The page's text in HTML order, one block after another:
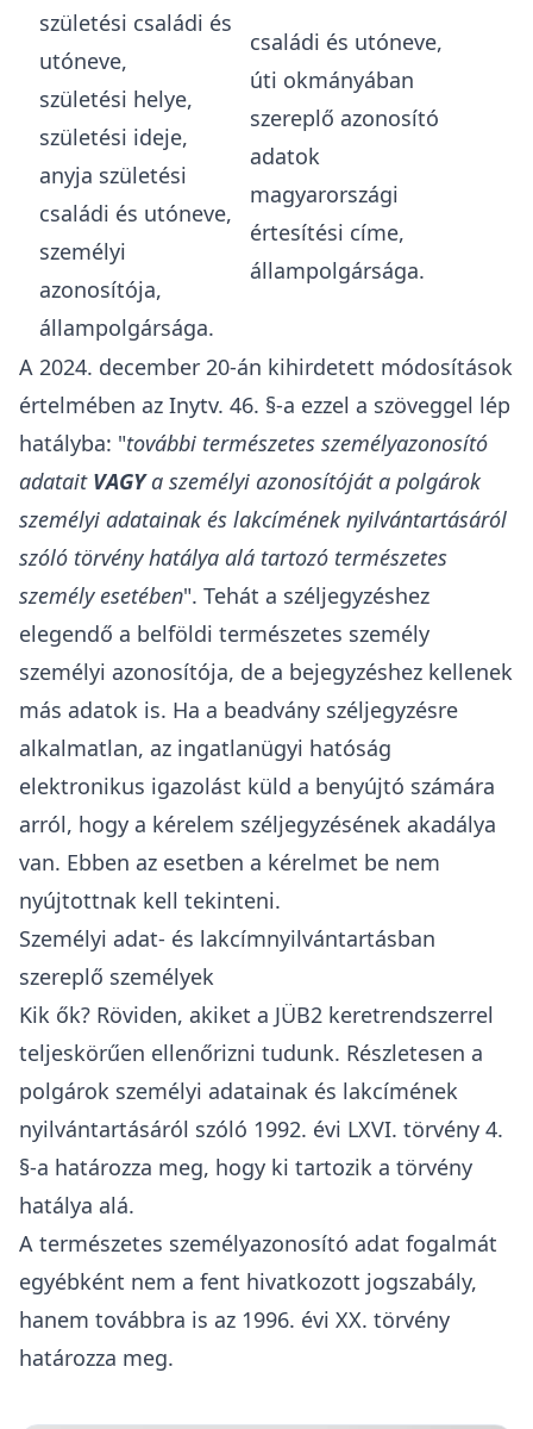
születési családi és
utóneve,
születési helye,
születési ideje,
anyja születési
családi és utóneve,
személyi
azonosítója,
állampolgársága.
családi és utóneve,
úti okmányában
szereplő azonosító
adatok
magyarországi
értesítési címe,
állampolgársága.
A 2024. december 20-án kihirdetett módosítások
értelmében az Inytv. 46. §-a ezzel a szöveggel lép
hatályba: "további természetes személyazonosító
adatait VAGYa személyi azonosítóját a polgárok
személyi adatainak és lakcímének nyilvántartásáról
szóló törvény hatálya alá tartozó természetes
személy esetében". Tehát a széljegyzéshez
elegendő a belföldi természetes személy
személyi azonosítója, de a bejegyzéshez kellenek
más adatok is. Ha a beadvány széljegyzésre
alkalmatlan, az ingatlanügyi hatóság
elektronikus igazolást küld a benyújtó számára
arról, hogy a kérelem széljegyzésének akadálya
van. Ebben az esetben a kérelmet be nem
nyújtottnak kell tekinteni.
Személyi adat- és lakcímnyilvántartásban
szereplő személyek
Kik ők? Röviden, akiket a JÜB2 keretrendszerrel
teljeskörűen ellenőrizni tudunk. Részletesen a
polgárok személyi adatainak és lakcímének
nyilvántartásáról szóló 1992. évi LXVI. törvény 4.
§-a határozza meg, hogy ki tartozik a törvény
hatálya alá.
A természetes személyazonosító adat fogalmát
egyébként nem a fent hivatkozott jogszabály,
hanem továbbra is az 1996. évi XX. törvény
határozza meg.